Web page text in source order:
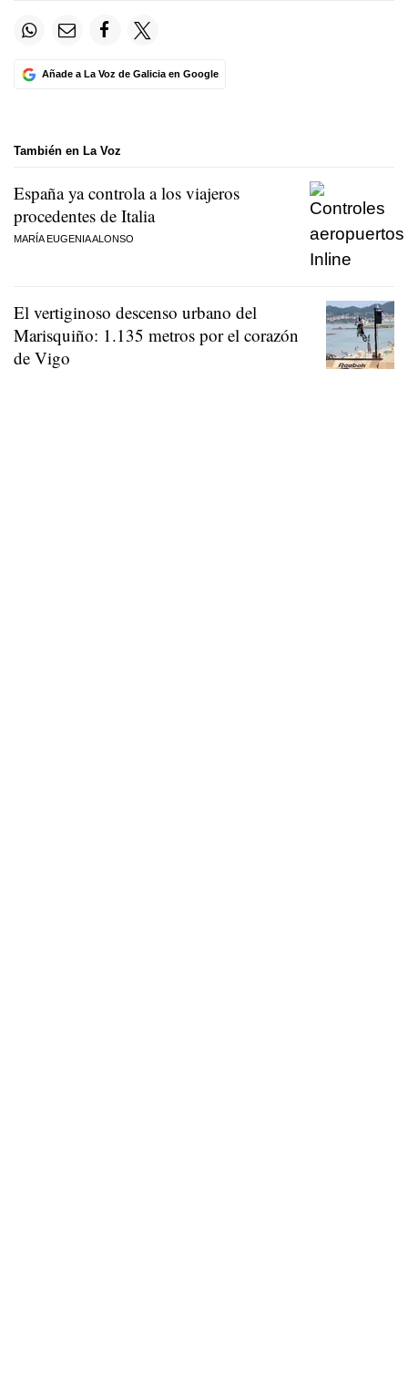
Añade a La Voz de Galicia en Google
También en La Voz
España ya controla a los viajeros
procedentes de Italia
MARÍA EUGENIA ALONSO
El vertiginoso descenso urbano del
Marisquiño: 1.135 metros por el corazón
de Vigo